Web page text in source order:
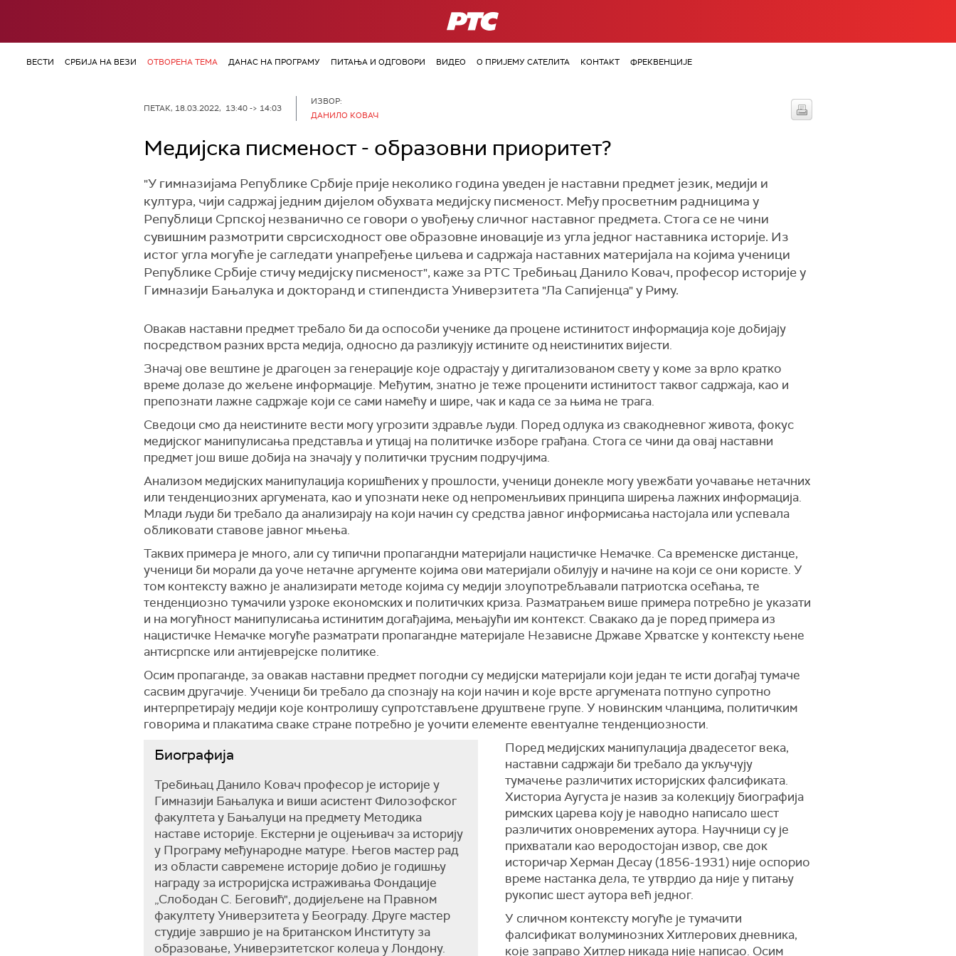
РТС
ВЕСТИ СРБИЈА НА ВЕЗИ ОТВОРЕНА ТЕМА ДАНАС НА ПРОГРАМУ ПИТАЊА И ОДГОВОРИ ВИДЕО О ПРИЈЕМУ САТЕЛИТА КОНТАКТ ФРЕКВЕНЦИЈЕ
ПЕТАК, 18.03.2022, 13:40 -> 14:03
ИЗВОР:
ДАНИЛО КОВАЧ
Медијска писменост - образовни приоритет?
"У гимназијама Републике Србије прије неколико година уведен је наставни предмет језик, медији и
култура, чији садржај једним дијелом обухвата медијску писменост. Међу просветним радницима у
Републици Српској незванично се говори о увођењу сличног наставног предмета. Стога се не чини
сувишним размотрити сврсисходност ове образовне иновације из угла једног наставника историје. Из
истог угла могуће је сагледати унапређење циљева и садржаја наставних материјала на којима ученици
Републике Србије стичу медијску писменост", каже за РТС Требињац Данило Ковач, професор историје у
Гимназији Бањалука и докторанд и стипендиста Универзитета "Ла Сапијенца" у Риму.
Овакав наставни предмет требало би да оспособи ученике да процене истинитост информација које добијају
посредством разних врста медија, односно да разликују истините од неистинитих вијести.
Значај ове вештине је драгоцен за генерације које одрастају у дигитализованом свету у коме за врло кратко
време долазе до жељене информације. Међутим, знатно је теже проценити истинитост таквог садржаја, као и
препознати лажне садржаје који се сами намећу и шире, чак и када се за њима не трага.
Сведоци смо да неистините вести могу угрозити здравље људи. Поред одлука из свакодневног живота, фокус
медијског манипулисања представља и утицај на политичке изборе грађана. Стога се чини да овај наставни
предмет још више добија на значају у политички трусним подручјима.
Анализом медијских манипулација коришћених у прошлости, ученици донекле могу увежбати уочавање нетачних
или тенденциозних аргумената, као и упознати неке од непроменљивих принципа ширења лажних информација.
Млади људи би требало да анализирају на који начин су средства јавног информисања настојала или успевала
обликовати ставове јавног мњења.
Таквих примера је много, али су типични пропагандни материјали нацистичке Немачке. Са временске дистанце,
ученици би морали да уоче нетачне аргументе којима ови материјали обилују и начине на који се они користе. У
том контексту важно је анализирати методе којима су медији злоупотребљавали патриотска осећања, те
тенденциозно тумачили узроке економских и политичких криза. Разматрањем више примера потребно је указати
и на могућност манипулисања истинитим догађајима, мењајући им контекст. Свакако да је поред примера из
нацистичке Немачке могуће разматрати пропагандне материјале Независне Државе Хрватске у контексту њене
антисрпске или антијеврејске политике.
Осим пропаганде, за овакав наставни предмет погодни су медијски материјали који један те исти догађај тумаче
сасвим другачије. Ученици би требало да спознају на који начин и које врсте аргумената потпуно супротно
интерпретирају медији које контролишу супротстављене друштвене групе. У новинским чланцима, политичким
говорима и плакатима сваке стране потребно је уочити елементе евентуалне тенденциозности.
Биографија
Требињац Данило Ковач професор је историје у
Гимназији Бањалука и виши асистент Филозофског
факултета у Бањалуци на предмету Методика
наставе историје. Екстерни је оцјењивач за историју
у Програму међународне матуре. Његов мастер рад
из области савремене историје добио је годишњу
награду за истроријска истраживања Фондације
„Слободан С. Беговић", додијељене на Правном
факултету Универзитета у Београду. Друге мастер
студије завршио је на британском Институту за
образовање, Универзитетског колеџа у Лондону.
Поред медијских манипулација двадесетог века,
наставни садржаји би требало да укључују
тумачење различитих историјских фалсификата.
Хисториа Аугуста је назив за колекцију биографија
римских царева коју је наводно написало шест
различитих оновремених аутора. Научници су је
прихватали као веродостојан извор, све док
историчар Херман Десау (1856-1931) није оспорио
време настанка дела, те утврдио да није у питању
рукопис шест аутора већ једног.
У сличном контексту могуће је тумачити
фалсификат волуминозних Хитлерових дневника,
које заправо Хитлер никада није написао. Осим